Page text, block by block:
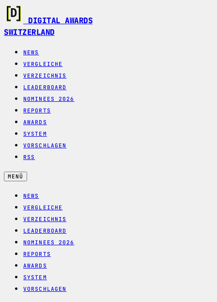
DIGITAL AWARDS
SWITZERLAND
NEWS
VERGLEICHE
VERZEICHNIS
LEADERBOARD
NOMINEES 2026
REPORTS
AWARDS
SYSTEM
VORSCHLAGEN
RSS
MENÜ
NEWS
VERGLEICHE
VERZEICHNIS
LEADERBOARD
NOMINEES 2026
REPORTS
AWARDS
SYSTEM
VORSCHLAGEN